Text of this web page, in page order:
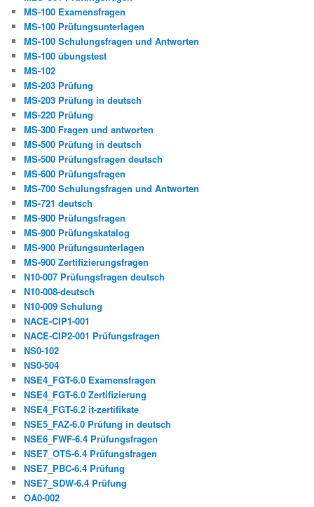
MS-100 Examensfragen
MS-100 Prüfungsunterlagen
MS-100 Schulungsfragen und Antworten
MS-100 übungstest
MS-102
MS-203 Prüfung
MS-203 Prüfung in deutsch
MS-220 Prüfung
MS-300 Fragen und antworten
MS-500 Prüfung in deutsch
MS-500 Prüfungsfragen deutsch
MS-600 Prüfungsfragen
MS-700 Schulungsfragen und Antworten
MS-721 deutsch
MS-900 Prüfungsfragen
MS-900 Prüfungskatalog
MS-900 Prüfungsunterlagen
MS-900 Zertifizierungsfragen
N10-007 Prüfungsfragen deutsch
N10-008-deutsch
N10-009 Schulung
NACE-CIP1-001
NACE-CIP2-001 Prüfungsfragen
NS0-102
NS0-504
NSE4_FGT-6.0 Examensfragen
NSE4_FGT-6.0 Zertifizierung
NSE4_FGT-6.2 it-zertifikate
NSE5_FAZ-6.0 Prüfung in deutsch
NSE6_FWF-6.4 Prüfungsfragen
NSE7_OTS-6.4 Prüfungsfragen
NSE7_PBC-6.4 Prüfung
NSE7_SDW-6.4 Prüfung
OA0-002